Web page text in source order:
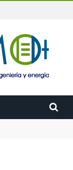
subasta de 600